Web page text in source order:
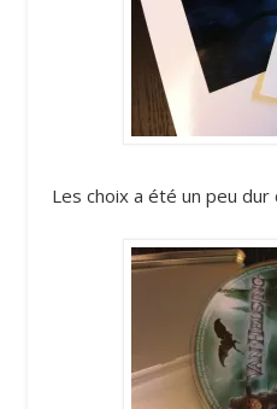
Les choix a été un peu dur